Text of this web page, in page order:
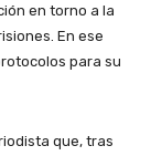
en torno a la
En ese
para su
que, tras